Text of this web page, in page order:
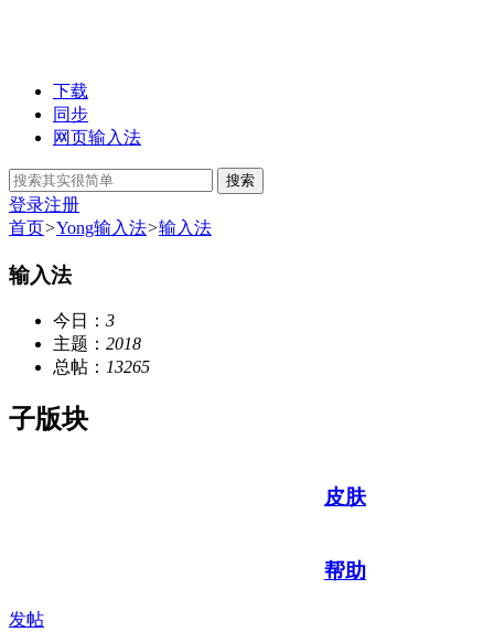
下载
同步
网页输入法
搜索
登录注册
首页>Yong输入法>输入法
输入法
今日： 3
主题： 2018
总帖： 13265
子版块
皮肤
帮助
发帖